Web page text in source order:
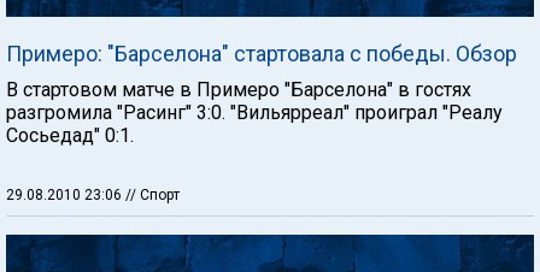
Примеро: "Барселона" стартовала с победы. Обзор
В стартовом матче в Примеро "Барселона" в гостях
разгромила "Расинг" 3:0. "Вильярреал" проиграл "Реалу
Сосьедад" 0:1.
29.08.2010 23:06 // Спорт